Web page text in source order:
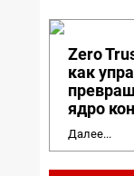
Zero
как
ядро
Далее...